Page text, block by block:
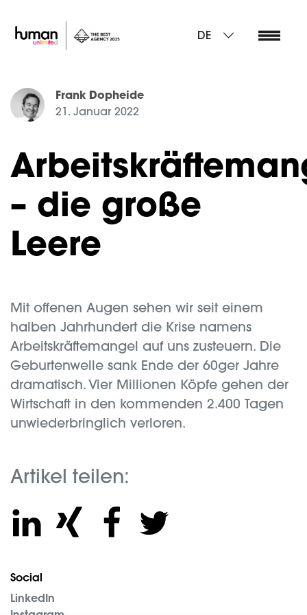
DE
Frank Dopheide
21. Januar 2022
– die große
Leere
Mit offenen Augen sehen wir seit einem
halben Jahrhundert die Krise namens
Arbeitskräftemangel auf uns zusteuern. Die
Geburtenwelle sank Ende der 60ger Jahre
dramatisch. Vier Millionen Köpfe gehen der
Wirtschaft in den kommenden 2.400 Tagen
unwiederbringlich verloren.
Artikel teilen:
Social
LinkedIn